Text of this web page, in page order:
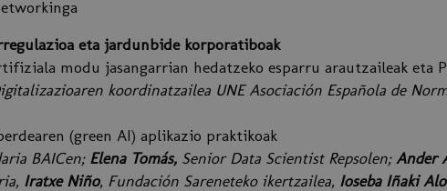
eta jardunbide korporatiboak
modu jasangarrian hedatzeko esparru arautzaileak eta
koordinatzailea UNE Asociación Española de
(green AI) aplikazio praktikoak
BAICen; Elena Tomás, Senior Data Scientist Repsolen; Ander
Iratxe Niño, Fundación Sareneteko ikertzailea, Ioseba Iñaki